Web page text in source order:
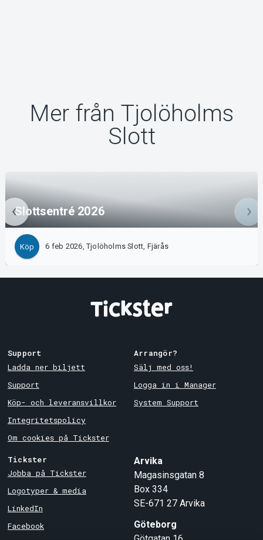
Mer från Tjolöholms
Slott
Slottsentré 2026
Köp 6 feb 2026, Tjolöholms Slott, Fjärås
Support
Ladda ner biljett
Support
Köp- och leveransvillkor
Integritetspolicy
Om cookies på Tickster
Arrangör?
Sälj med oss!
Logga in i Manager
System Support
Tickster
Jobba på Tickster
Logotyper & media
LinkedIn
Facebook
Arvika
Magasinsgatan 8
Box 334
SE-671 27 Arvika
Göteborg